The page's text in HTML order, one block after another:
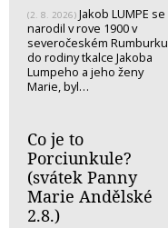
(2. 8. 2026) Jakob LUMPE se
narodil v rove 1900 v
severočeském Rumburku
do rodiny tkalce Jakoba
Lumpeho a jeho ženy
Marie, byl…
Co je to
Porciunkule?
(svátek Panny
Marie Andělské
2.8.)